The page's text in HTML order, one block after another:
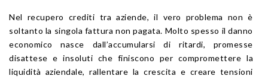
Nel recupero crediti tra aziende, il vero problema non è
soltanto la singola fattura non pagata. Molto spesso il danno
economico nasce dall’accumularsi di ritardi, promesse
disattese e insoluti che finiscono per compromettere la
liquidità aziendale, rallentare la crescita e creare tensioni